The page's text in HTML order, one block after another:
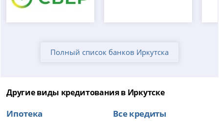
Полный список банков Иркутска
Другие виды кредитования в Иркутске
Ипотека
Все кредиты